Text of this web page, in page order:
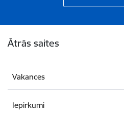
Ātrās saites
Vakances
Iepirkumi